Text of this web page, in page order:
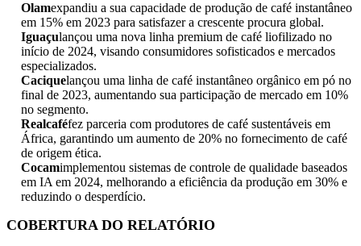
Olamexpandiu a sua capacidade de produção de café instantâneo
em 15% em 2023 para satisfazer a crescente procura global.
Iguaçulançou uma nova linha premium de café liofilizado no
início de 2024, visando consumidores sofisticados e mercados
especializados.
Caciquelançou uma linha de café instantâneo orgânico em pó no
final de 2023, aumentando sua participação de mercado em 10%
no segmento.
Realcaféfez parceria com produtores de café sustentáveis ​​em
África, garantindo um aumento de 20% no fornecimento de café
de origem ética.
Cocamimplementou sistemas de controle de qualidade baseados
em IA em 2024, melhorando a eficiência da produção em 30% e
reduzindo o desperdício.
COBERTURA DO RELATÓRIO